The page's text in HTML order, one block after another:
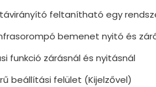
feltanítható egy
bemenet nyitó és
funkció zárásnál és nyitásnál
beállítási felület (Kijelzővel)